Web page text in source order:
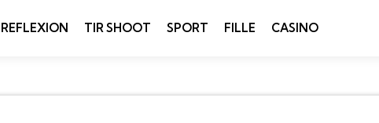
REFLEXION TIR SHOOT SPORT FILLE CASINO